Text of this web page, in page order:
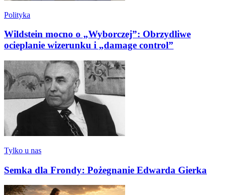
Polityka
Wildstein mocno o „Wyborczej”: Obrzydliwe
ocieplanie wizerunku i „damage control”
Tylko u nas
Semka dla Frondy: Pożegnanie Edwarda Gierka